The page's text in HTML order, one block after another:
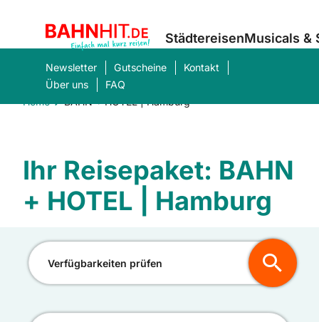
StädtereisenMusicals &
Newsletter Gutscheine
Kontakt
Über uns
FAQ
Home BAHN + HOTEL | Hamburg
Ihr Reisepaket: BAHN
+ HOTEL | Hamburg
Verfügbarkeiten prüfen